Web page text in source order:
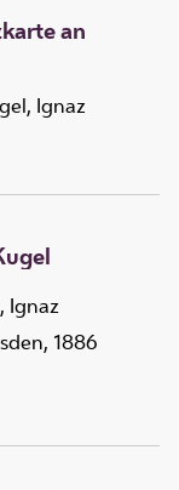
an
Ignaz
Ignaz
1886